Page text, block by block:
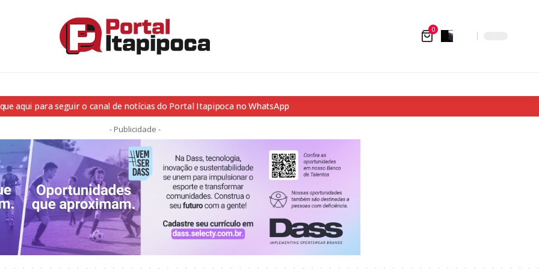
0
aqui para seguir o canal de notícias do Portal Itapipoca no WhatsApp
- Publicidade -